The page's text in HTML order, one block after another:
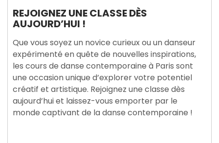
REJOIGNEZ UNE CLASSE DÈS
AUJOURD’HUI !
Que vous soyez un novice curieux ou un danseur
expérimenté en quête de nouvelles inspirations,
les cours de danse contemporaine à Paris sont
une occasion unique d’explorer votre potentiel
créatif et artistique. Rejoignez une classe dès
aujourd’hui et laissez-vous emporter par le
monde captivant de la danse contemporaine !